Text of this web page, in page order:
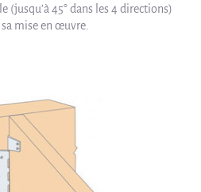
(jusqu’à 45° dans les 4 directions)
mise en œuvre.